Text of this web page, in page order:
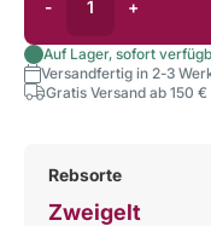
- +
Auf Lager, sofort
Versandfertig in 2-3
Gratis Versand ab 150
Rebsorte
Zweigelt